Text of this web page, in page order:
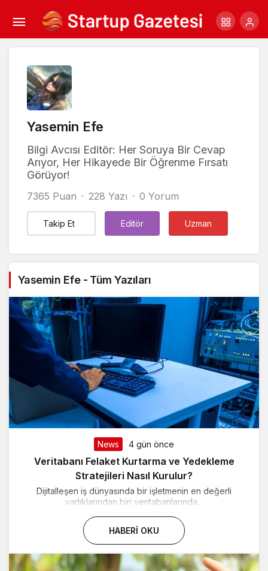
Yasemin Efe
Bilgi Avcısı Editör: Her Soruya Bir Cevap
Arıyor, Her Hikayede Bir Öğrenme Fırsatı
Görüyor!
7365 Puan 228 Yazı 0 Yorum
Takip Et Editör Uzman
Yasemin Efe - Tüm Yazıları
News 4 gün önce
Veritabanı Felaket Kurtarma ve Yedekleme
Stratejileri Nasıl Kurulur?
Dijitalleşen iş dünyasında bir işletmenin en değerli
varlıklarından biri veritabanlarında...
HABERI OKU